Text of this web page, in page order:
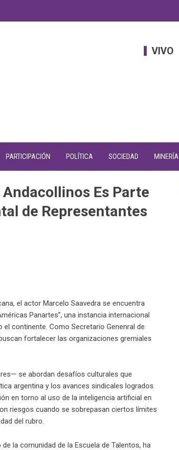
VIVO
PARTICIPACIÓN POLÍTICA SOCIEDAD MINERÍA
Es Parte
de Representantes
el actor Marcelo Saavedra se encuentra
Panartes”, una instancia internacional
continente. Como Secretario Genenral de
fortalecer las organizaciones gremiales
se abordan desafíos culturales que
argentina y los avances sindicales logrados
en torno al uso de la inteligencia artificial en
riesgos cuando se sobrepasan ciertos límites
del rubro.
la comunidad de la Escuela de Talentos, ha